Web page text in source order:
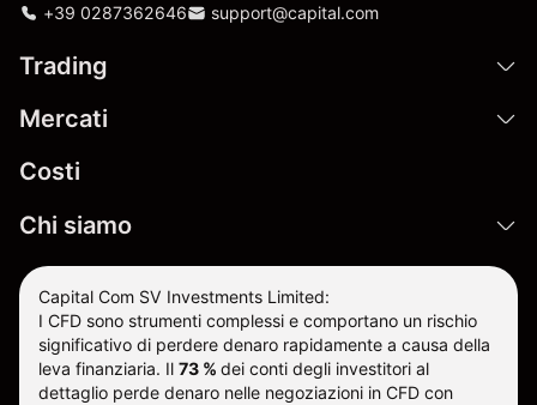
+39 0287362646 support@capital.com
Trading
Mercati
Costi
Chi siamo
Capital Com SV Investments Limited:
I CFD sono strumenti complessi e comportano un rischio
significativo di perdere denaro rapidamente a causa della
leva finanziaria. Il 73 % dei conti degli investitori al
dettaglio perde denaro nelle negoziazioni in CFD con